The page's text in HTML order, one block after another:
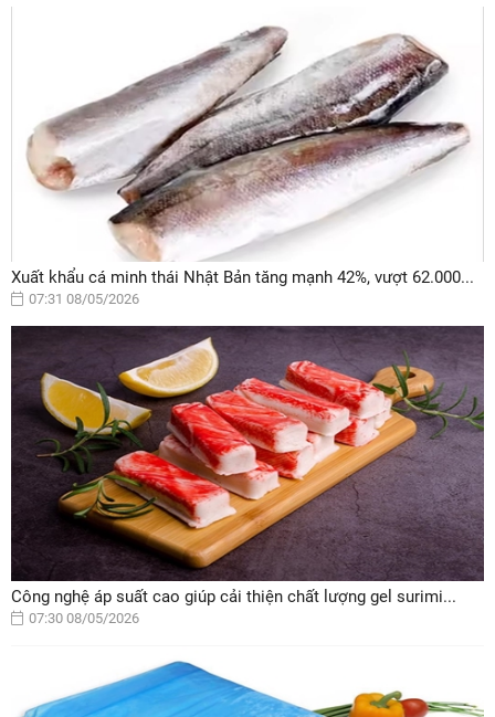
Xuất khẩu cá minh thái Nhật Bản tăng mạnh 42%, vượt 62.000...
07:31 08/05/2026
Công nghệ áp suất cao giúp cải thiện chất lượng gel surimi...
07:30 08/05/2026